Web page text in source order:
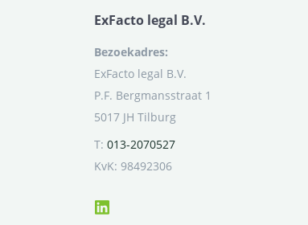
ExFacto legal B.V.
Bezoekadres:
ExFacto legal B.V.
P.F. Bergmansstraat 1
5017 JH Tilburg
T: 013-2070527
KvK: 98492306